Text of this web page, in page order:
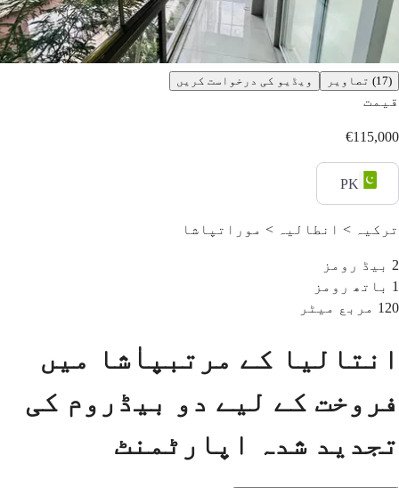
(17) تصاویر ویڈیو کی درخواست کریں
قیمت
€115,000
PK
ترکیہ > انطالیہ > موراتپاشا
2 بیڈ رومز
1 باتھ رومز
120 مربع میٹر
انتالیا کے مرتبپاٰشا میں
فروخت کے لیے دو بیڈروم کی
تجدید شدہ اپارٹمنٹ